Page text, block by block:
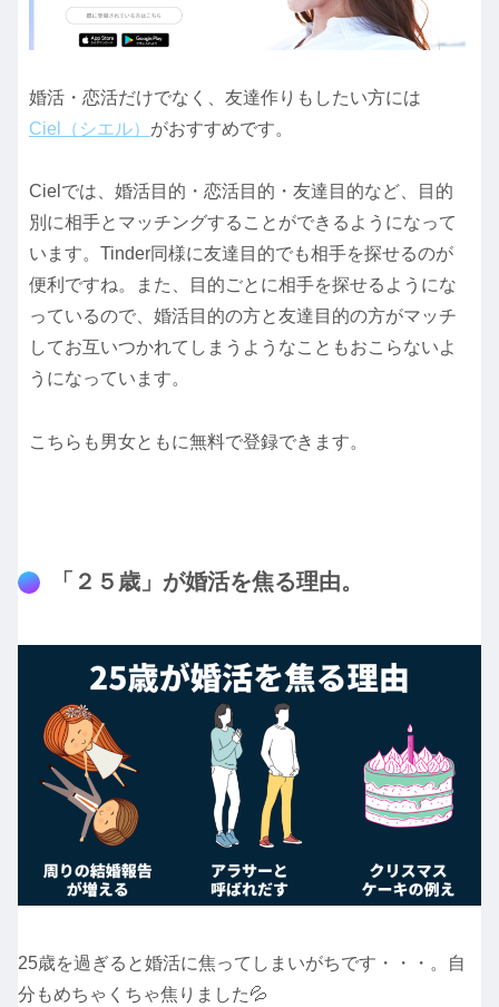
婚活・恋活だけでなく、友達作りもしたい方には
Ciel（シエル） がおすすめです。
Cielでは、婚活目的・恋活目的・友達目的など、目的
別に相手とマッチングすることができるようになって
います。Tinder同様に友達目的でも相手を探せるのが
便利ですね。また、目的ごとに相手を探せるようにな
っているので、婚活目的の方と友達目的の方がマッチ
してお互いつかれてしまうようなこともおこらないよ
うになっています。
こちらも男女ともに無料で登録できます。
「２５歳」が婚活を焦る理由。
25歳を過ぎると婚活に焦ってしまいがちです・・・。自
分もめちゃくちゃ焦りました💦